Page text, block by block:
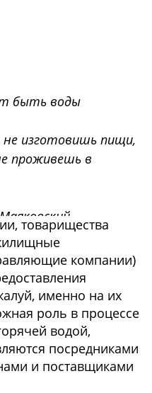
быть воды
изготовишь пищи,
проживешь в
товарищества
компании)
именно на их
роль в процессе
водой,
посредниками
и поставщиками